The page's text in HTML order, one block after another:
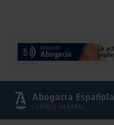
Abogacía Española
CONSEJO GENERAL